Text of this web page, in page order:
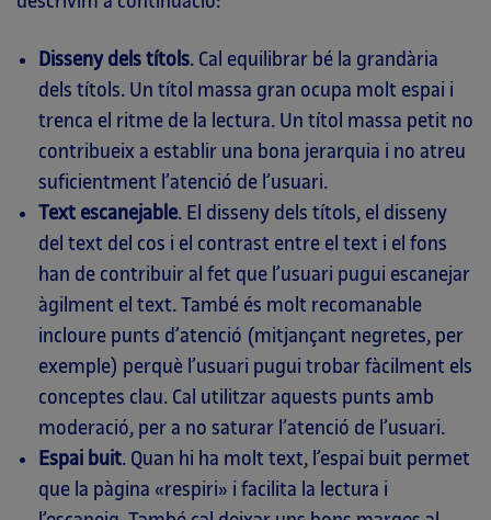
Disseny dels títols. Cal equilibrar bé la grandària
dels títols. Un títol massa gran ocupa molt espai i
trenca el ritme de la lectura. Un títol massa petit no
contribueix a establir una bona jerarquia i no atreu
suficientment l’atenció de l’usuari.
Text escanejable. El disseny dels títols, el disseny
del text del cos i el contrast entre el text i el fons
han de contribuir al fet que l’usuari pugui escanejar
àgilment el text. També és molt recomanable
incloure punts d’atenció (mitjançant negretes, per
exemple) perquè l’usuari pugui trobar fàcilment els
conceptes clau. Cal utilitzar aquests punts amb
moderació, per a no saturar l’atenció de l’usuari.
Espai buit. Quan hi ha molt text, l’espai buit permet
que la pàgina «respiri» i facilita la lectura i